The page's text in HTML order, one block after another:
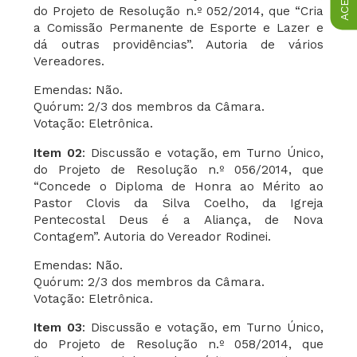
do Projeto de Resolução n.º 052/2014, que “Cria
a Comissão Permanente de Esporte e Lazer e
dá outras providências”. Autoria de vários
Vereadores.
Emendas: Não.
Quórum: 2/3 dos membros da Câmara.
Votação: Eletrônica.
Item 02: Discussão e votação, em Turno Único,
do Projeto de Resolução n.º 056/2014, que
“Concede o Diploma de Honra ao Mérito ao
Pastor Clovis da Silva Coelho, da Igreja
Pentecostal Deus é a Aliança, de Nova
Contagem”. Autoria do Vereador Rodinei.
Emendas: Não.
Quórum: 2/3 dos membros da Câmara.
Votação: Eletrônica.
Item 03: Discussão e votação, em Turno Único,
do Projeto de Resolução n.º 058/2014, que